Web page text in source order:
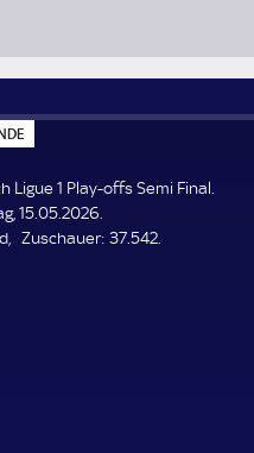
P
E
L
E
N
Ligue 1 Play-offs Semi Final.
15.05.2026.
Zuschauer: Z
37.542.